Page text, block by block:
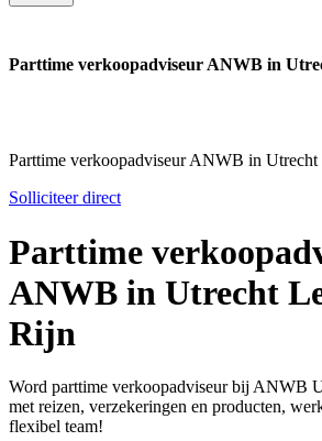
Parttime verkoopadviseur ANWB in
Parttime verkoopadviseur ANWB in Utrecht
Solliciteer direct
Parttime
ANWB in Utrecht
Rijn
Word parttime verkoopadviseur bij ANWB
met reizen, verzekeringen en producten,
flexibel team!